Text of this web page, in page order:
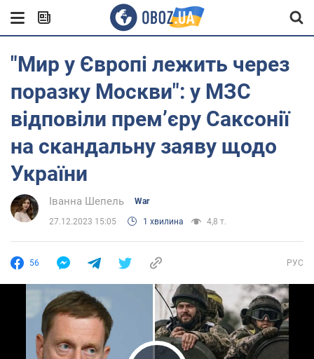
"Мир у Європі лежить через
поразку Москви": у МЗС
відповіли прем’єру Саксонії
на скандальну заяву щодо
України
Іванна Шепель War
27.12.2023 15:05 1 хвилина 4,8 т.
56 РУС